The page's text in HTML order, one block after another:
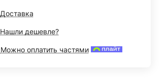
Доставка
Нашли дешевле?
Можно оплатить частями